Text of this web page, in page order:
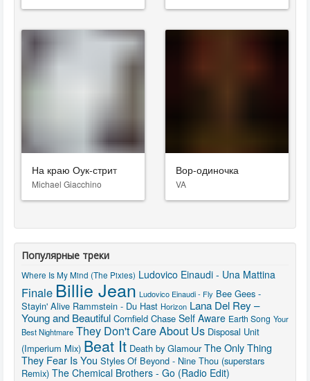
На краю Оук-стрит
Michael Giacchino
Вор-одиночка
VA
Популярные треки
Where Is My Mind (The Pixies) Ludovico Einaudi - Una Mattina
Finale Billie Jean Ludovico Einaudi - Fly Bee Gees -
Stayin' Alive Rammstein - Du Hast Horizon Lana Del Rey –
Young and Beautiful Cornfield Chase Self Aware Earth Song Your
Best Nightmare They Don't Care About Us Disposal Unit
(Imperium Mix) Beat It Death by Glamour The Only Thing
They Fear Is You Styles Of Beyond - Nine Thou (superstars
Remix) The Chemical Brothers - Go (Radio Edit)